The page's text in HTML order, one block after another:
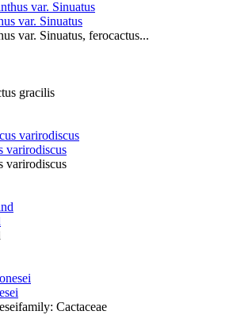
var. Sinuatus
var. Sinuatus, ferocactus...
gracilis
varirodiscus
varirodiscus
Cactaceae